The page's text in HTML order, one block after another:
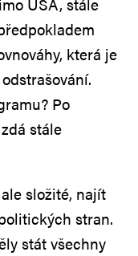
USA, stále
která je
Po
stále
složité, najít
stran.
stát všechny